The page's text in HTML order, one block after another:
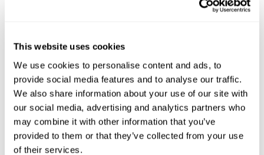
This website uses cookies
We use cookies to personalise content and ads, to
provide social media features and to analyse our traffic.
We also share information about your use of our site with
our social media, advertising and analytics partners who
may combine it with other information that you’ve
provided to them or that they’ve collected from your use
of their services.
УНІВЕРСАЛЬНИЙ
MS52118-HPS